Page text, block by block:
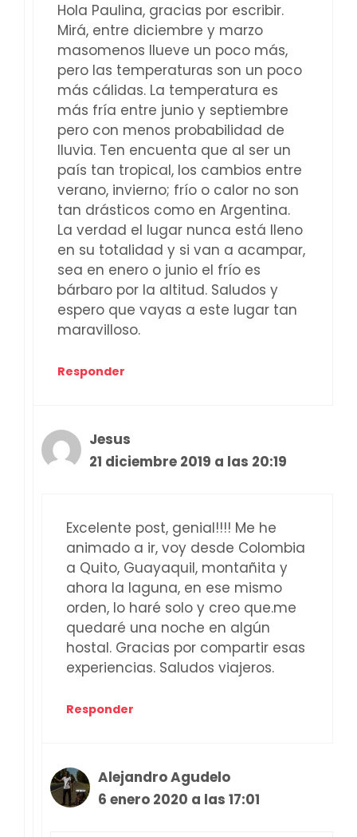
Hola Paulina, gracias por escribir.
Mirá, entre diciembre y marzo
masomenos llueve un poco más,
pero las temperaturas son un poco
más cálidas. La temperatura es
más fría entre junio y septiembre
pero con menos probabilidad de
lluvia. Ten encuenta que al ser un
país tan tropical, los cambios entre
verano, invierno; frío o calor no son
tan drásticos como en Argentina.
La verdad el lugar nunca está lleno
en su totalidad y si van a acampar,
sea en enero o junio el frío es
bárbaro por la altitud. Saludos y
espero que vayas a este lugar tan
maravilloso.
Responder
Jesus
21 diciembre 2019 a las 20:19
Excelente post, genial!!!! Me he
animado a ir, voy desde Colombia
a Quito, Guayaquil, montañita y
ahora la laguna, en ese mismo
orden, lo haré solo y creo que.me
quedaré una noche en algún
hostal. Gracias por compartir esas
experiencias. Saludos viajeros.
Responder
Alejandro Agudelo
6 enero 2020 a las 17:01